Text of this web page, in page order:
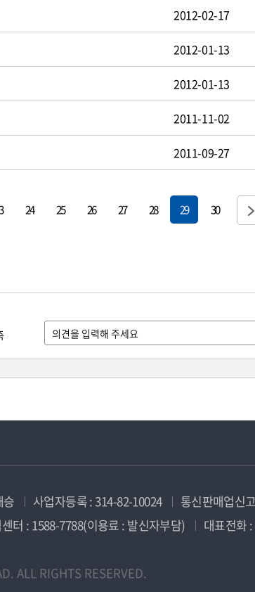
2012-02-17
2012-01-13
2012-01-13
2011-11-02
2011-09-27
24 25 26 27 28 29 30
승 사업자등록 : 314-82-10024
통신판매업신
터 : 1588-7788(이용료 : 발신자부담)
대표전화
ALL RIGHTS RESERVED.